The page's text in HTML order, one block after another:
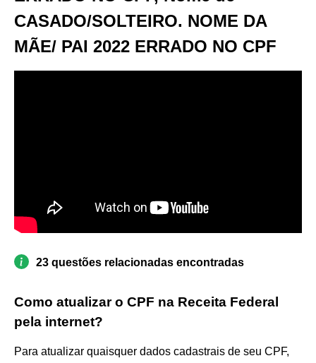
CASADO/SOLTEIRO. NOME DA
MÃE/ PAI 2022 ERRADO NO CPF
23 questões relacionadas encontradas
Como atualizar o CPF na Receita Federal
pela internet?
Para atualizar quaisquer dados cadastrais de seu CPF,